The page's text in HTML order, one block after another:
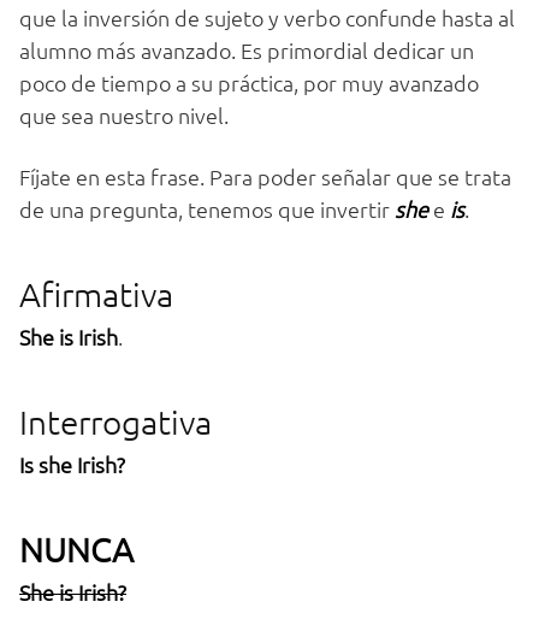
que la inversión de sujeto y verbo confunde hasta al
alumno más avanzado. Es primordial dedicar un
poco de tiempo a su práctica, por muy avanzado
que sea nuestro nivel.
Fíjate en esta frase. Para poder señalar que se trata
de una pregunta, tenemos que invertir she e is.
Afirmativa
She is Irish.
Interrogativa
Is she Irish?
NUNCA
SheisIrish?